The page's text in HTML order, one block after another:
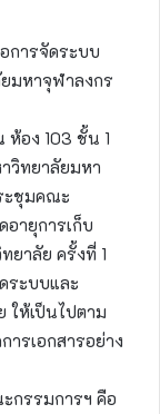
การจัดระบบ
มหาจุฬาลงกร
อง 103 ชั้น 1
วิทยาลัยมหา
ะชุมคณะ
ายุการเก็บ
ยาลัย ครั้งที่ 1
ระบบและ
ให้เป็นไปตาม
รเอกสารอย่าง
กรรมการฯ คือ